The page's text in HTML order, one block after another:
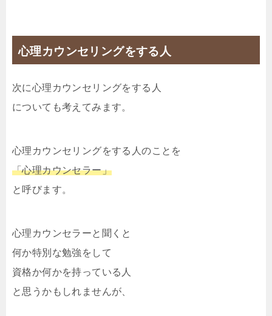
心理カウンセリングをする人
次に心理カウンセリングをする人
についても考えてみます。
心理カウンセリングをする人のことを
「心理カウンセラー」
と呼びます。
心理カウンセラーと聞くと
何か特別な勉強をして
資格か何かを持っている人
と思うかもしれませんが、